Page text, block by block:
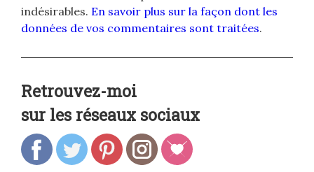
indésirables. En savoir plus sur la façon dont les
données de vos commentaires sont traitées.
Retrouvez-moi
sur les réseaux sociaux